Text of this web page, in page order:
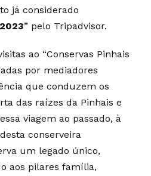
já considerado
” pelo Tripadvisor.
ao “Conservas Pinhais
por mediadores
que conduzem os
das raízes da Pinhais e
viagem ao passado, à
conserveira
um legado único,
aos pilares família,